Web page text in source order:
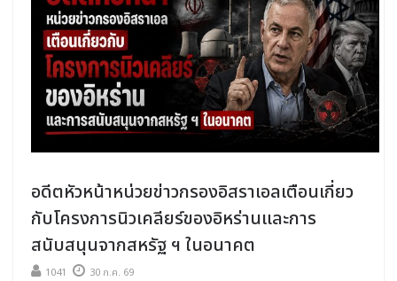
อดีตหัวหน้าหน่วยข่าวกรองอิสราเอลเตือนเกี่ยว
กับโครงการนิวเคลียร์ของอิหร่านและการ
สนับสนุนจากสหรัฐ ฯ ในอนาคต
1041 30 ก.ค. 69